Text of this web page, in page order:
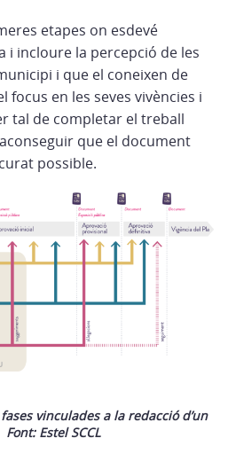
etapes on esdevé
i incloure la percepció de les
i que el coneixen de
focus en les seves vivències i
tal de completar el treball
que el document
possible.
vinculades a la redacció d’un
Font: Estel SCCL